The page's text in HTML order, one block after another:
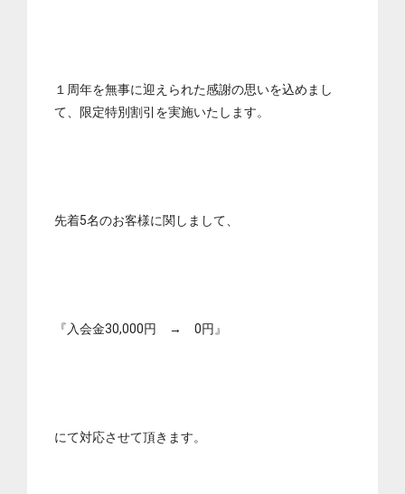
１周年を無事に迎えられた感謝の思いを込めまし
て、限定特別割引を実施いたします。
先着5名のお客様に関しまして、
『入会金30,000円 → 0円』
にて対応させて頂きます。